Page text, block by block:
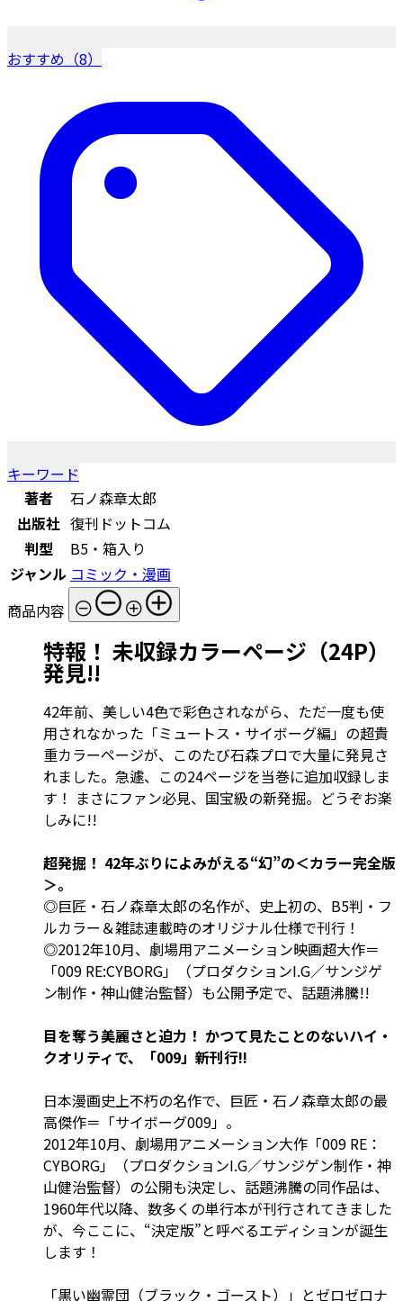
おすすめ（8）
キーワード
著者
石ノ森章太郎
出版社 復刊ドットコム
判型
B5・箱入り
ジャンル コミック・漫画
商品内容
特報！ 未収録カラーページ（24P）
発見!!
42年前、美しい4色で彩色されながら、ただ一度も使
用されなかった「ミュートス・サイボーグ編」の超貴
重カラーページが、このたび石森プロで大量に発見さ
れました。急遽、この24ページを当巻に追加収録しま
す！ まさにファン必見、国宝級の新発掘。どうぞお楽
しみに!!
超発掘！ 42年ぶりによみがえる“幻”の＜カラー完全版
＞。
◎巨匠・石ノ森章太郎の名作が、史上初の、B5判・フ
ルカラー＆雑誌連載時のオリジナル仕様で刊行！
◎2012年10月、劇場用アニメーション映画超大作＝
「009 RE:CYBORG」（プロダクションI.G／サンジゲ
ン制作・神山健治監督）も公開予定で、話題沸騰!!
目を奪う美麗さと迫力！ かつて見たことのないハイ・
クオリティで、「009」新刊行!!
日本漫画史上不朽の名作で、巨匠・石ノ森章太郎の最
高傑作＝「サイボーグ009」。
2012年10月、劇場用アニメーション大作「009 RE：
CYBORG」（プロダクションI.G／サンジゲン制作・神
山健治監督）の公開も決定し、話題沸騰の同作品は、
1960年代以降、数多くの単行本が刊行されてきました
が、今ここに、“決定版”と呼べるエディションが誕生
します！
「黒い幽霊団（ブラック・ゴースト）」とゼロゼロナ